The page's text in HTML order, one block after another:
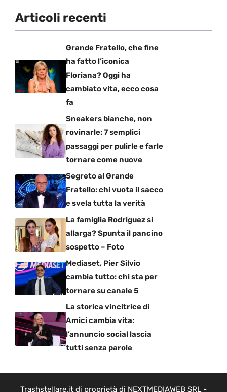
Articoli recenti
Grande Fratello, che fine
ha fatto l’iconica
Floriana? Oggi ha
cambiato vita, ecco cosa
fa
Sneakers bianche, non
rovinarle: 7 semplici
passaggi per pulirle e farle
tornare come nuove
Segreto al Grande
Fratello: chi vuota il sacco
e svela tutta la verità
La famiglia Rodriguez si
allarga? Spunta il pancino
sospetto – Foto
Mediaset, Pier Silvio
cambia tutto: chi sta per
tornare su canale 5
La storica vincitrice di
Amici cambia vita:
l’annuncio social lascia
tutti senza parole
Trashstellare.it di proprietà di NEXTMEDIAWEB SRL -